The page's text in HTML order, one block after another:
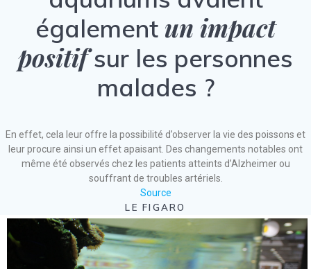
également un impact
positifsur les personnes
malades ?
En effet, cela leur offre la possibilité d’observer la vie des poissons et
leur procure ainsi un effet apaisant. Des changements notables ont
même été observés chez les patients atteints d’Alzheimer ou
souffrant de troubles artériels.
Source
LE FIGARO